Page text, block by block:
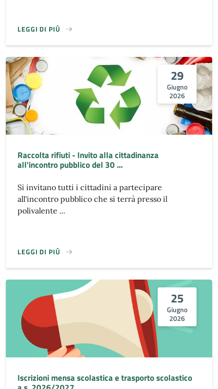
LEGGI DI PIÙ
29
Giugno
2026
Raccolta rifiuti - Invito alla cittadinanza
all'incontro pubblico del 30 ...
Si invitano tutti i cittadini a partecipare
all'incontro pubblico che si terrà presso il
polivalente ...
LEGGI DI PIÙ
25
Giugno
2026
Iscrizioni mensa scolastica e trasporto scolastico